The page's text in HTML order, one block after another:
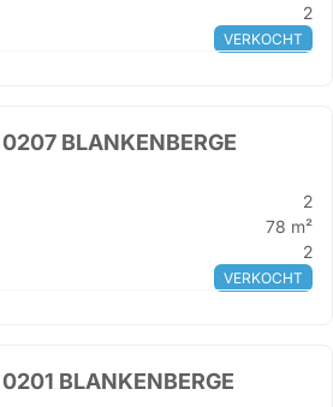
2
VERKOCHT
BLANKENBERGE
2
78 m²
2
VERKOCHT
BLANKENBERGE